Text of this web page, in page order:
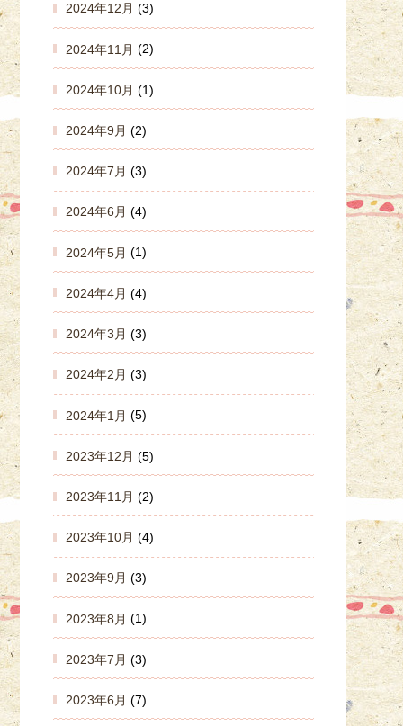
2024年12月 (3)
2024年11月 (2)
2024年10月 (1)
2024年9月 (2)
2024年7月 (3)
2024年6月 (4)
2024年5月 (1)
2024年4月 (4)
2024年3月 (3)
2024年2月 (3)
2024年1月 (5)
2023年12月 (5)
2023年11月 (2)
2023年10月 (4)
2023年9月 (3)
2023年8月 (1)
2023年7月 (3)
2023年6月 (7)